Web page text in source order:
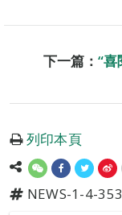
下一篇： “
列印本頁
NEWS-1-4-